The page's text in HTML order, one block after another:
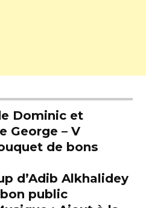
Dominic et
George – V
de bons
d’Adib Alkhalidey
public